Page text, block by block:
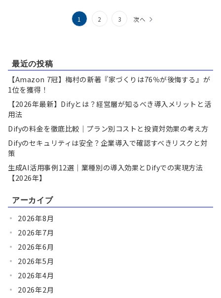
ペ
ー
ジ
送
り
1 2 3 次へ
最近の投稿
【Amazon 7冠】梅村の新著『家づくりは76％が後悔する』が
1位を獲得！
【2026年最新】Difyとは？経営層が知るべき導入メリットと活
用法
Difyの料金を徹底比較｜プラン別コストと投資対効果の考え方
Difyのセキュリティは安全？企業導入で確認すべきリスクと対
策
生成AI活用事例12選｜業種別の導入効果とDifyでの実現方法
【2026年】
アーカイブ
2026年8月
2026年7月
2026年6月
2026年5月
2026年4月
2026年2月